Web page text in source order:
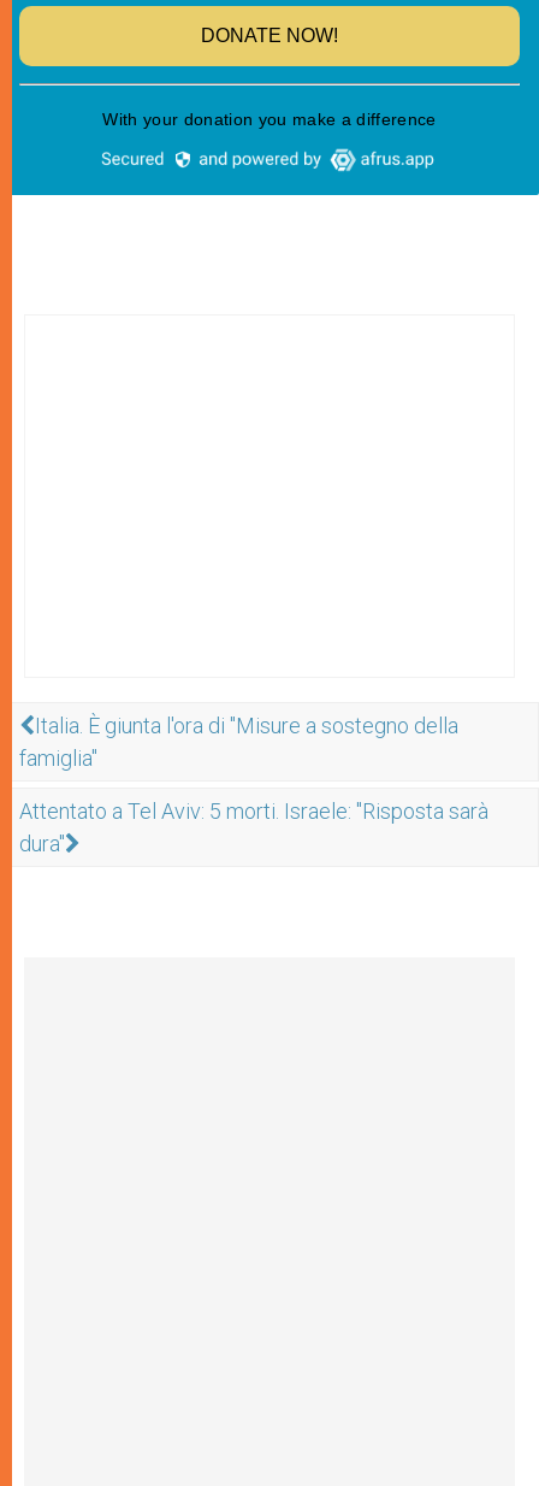
Italia. È giunta l'ora di "Misure a sostegno della
famiglia"
Attentato a Tel Aviv: 5 morti. Israele: "Risposta sarà
dura"